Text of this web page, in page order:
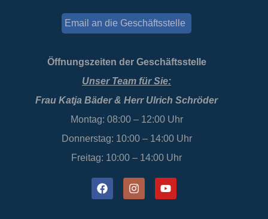
Email an die Geschäftsstelle
Öffnungszeiten der Geschäftsstelle
Unser Team für Sie:
Frau Katja Bäder & Herr Ulrich Schröder
Montag: 08:00 – 12:00 Uhr
Donnerstag: 10:00 – 14:00 Uhr
Freitag: 10:00 – 14:00 Uhr